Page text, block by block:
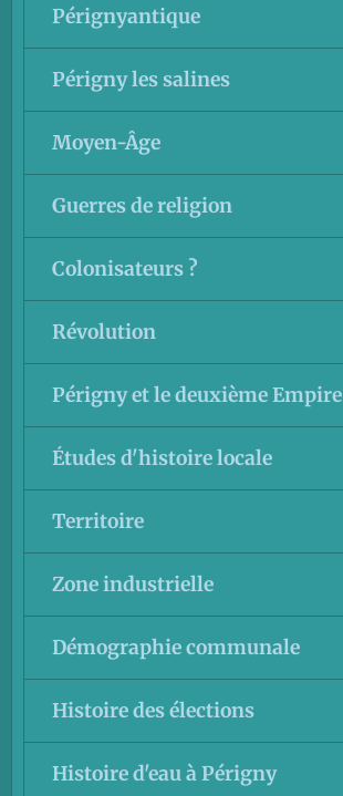
Pérignyantique
Périgny les salines
Moyen-Âge
Guerres de religion
Colonisateurs ?
Révolution
Périgny et le deuxième Empire
Études d'histoire locale
Territoire
Zone industrielle
Démographie communale
Histoire des élections
Histoire d'eau à Périgny